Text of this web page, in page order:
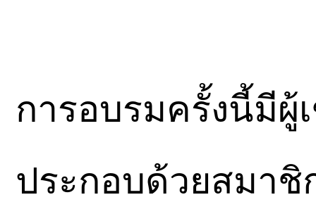
การอบรมครั้งนี้มีผู้
ประกอบด้วยสมา